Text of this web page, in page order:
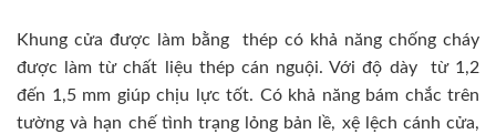
Khung cửa được làm bằng thép có khả năng chống cháy
được làm từ chất liệu thép cán nguội. Với độ dày từ 1,2
đến 1,5 mm giúp chịu lực tốt. Có khả năng bám chắc trên
tường và hạn chế tình trạng lỏng bản lề, xệ lệch cánh cửa,